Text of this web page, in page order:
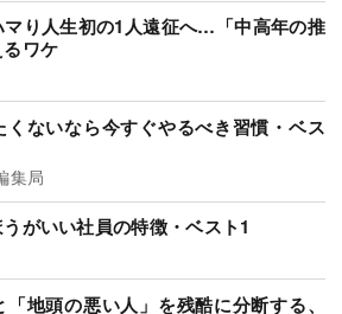
り人生初の1人遠征へ…「中高年の推
ワケ
くないなら今すぐやるべき習慣・ベス
集局
がいい社員の特徴・ベスト1
「地頭の悪い人」を残酷に分断する、